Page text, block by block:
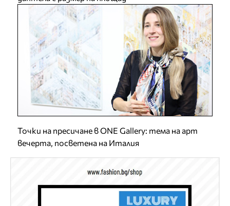
Точки на пресичане в ONE Gallery: тема на арт
вечерта, посветена на Италия